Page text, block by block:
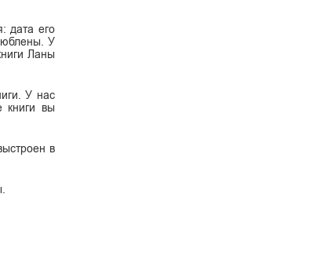
дата его
У
Ланы
У нас
книги вы
в